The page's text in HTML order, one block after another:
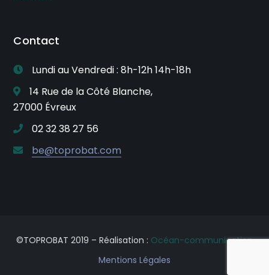
Contact
Lundi au Vendredi : 8h-12h 14h-18h
14 Rue de la Côté Blanche,
27000 Évreux
02 32 38 27 56
be@toprobat.com
©TOPROBAT 2019 – Réalisation : Océan-communication
Mentions Légales